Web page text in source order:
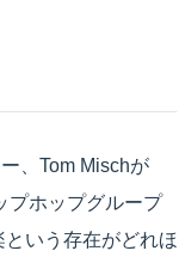
、Tom Mischが
プホップグループ
いう存在がどれほ